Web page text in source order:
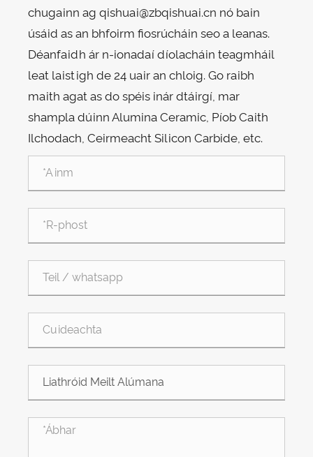
chugainn ag qishuai@zbqishuai.cn nó bain
úsáid as an bhfoirm fiosrúcháin seo a leanas.
Déanfaidh ár n-ionadaí díolacháin teagmháil
leat laistigh de 24 uair an chloig. Go raibh
maith agat as do spéis inár dtáirgí, mar
shampla dúinn Alumina Ceramic, Píob Caith
Ilchodach, Ceirmeacht Silicon Carbide, etc.